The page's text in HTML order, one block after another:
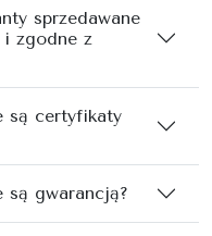
sprzedawane
zgodne z
są certyfikaty
gwarancją?